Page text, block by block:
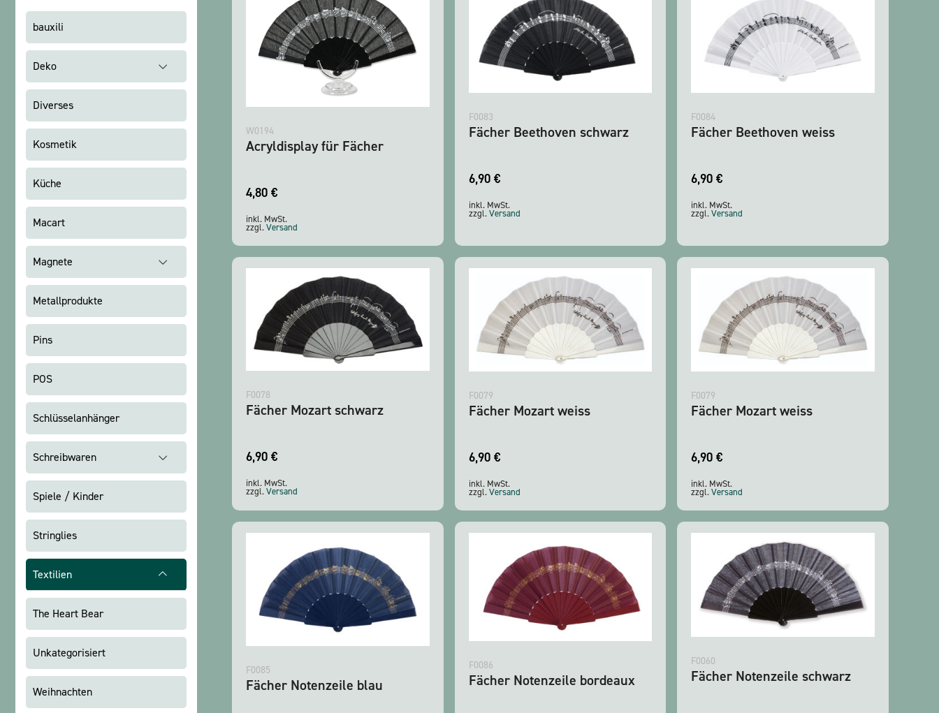
bauxili
Deko
Diverses
Kosmetik
Küche
Macart
Magnete
Metallprodukte
Pins
POS
Schlüsselanhänger
Schreibwaren
Spiele / Kinder
Stringlies
Textilien
The Heart Bear
Unkategorisiert
Weihnachten
W0194
Acryldisplay für Fächer
4,80 €
inkl. MwSt.
zzgl.Versand
F0083
Fächer Beethoven schwarz
6,90 €
inkl. MwSt.
zzgl.Versand
F0084
Fächer Beethoven weiss
6,90€
inkl. MwSt.
zzgl.Versand
F0078
Fächer Mozart schwarz
6,90 €
inkl. MwSt.
zzgl.Versand
F0079
Fächer Mozart weiss
6,90 €
inkl. MwSt.
zzgl.Versand
F0079
Fächer Mozart weiss
6,90€
inkl. MwSt.
zzgl.Versand
F0085
Fächer Notenzeile blau
F0086
Fächer Notenzeile bordeaux
F0060
Fächer Notenzeile schwarz